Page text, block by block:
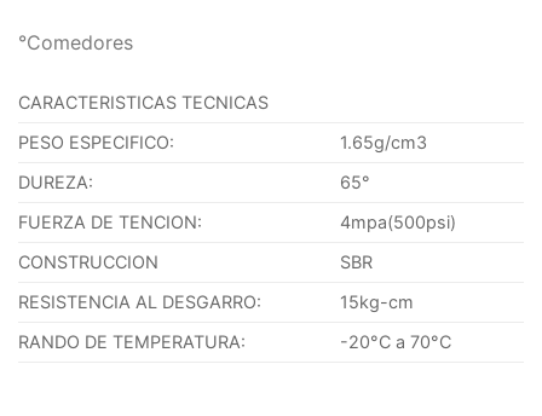
°Comedores
CARACTERISTICAS TECNICAS
PESO ESPECIFICO:
1.65g/cm3
DUREZA:
65°
FUERZA DE TENCION:
4mpa(500psi)
CONSTRUCCION
SBR
RESISTENCIA AL DESGARRO:
15kg-cm
RANDO DE TEMPERATURA:
-20°C a 70°C